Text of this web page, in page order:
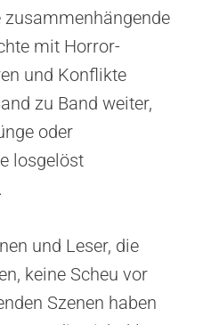
zusammenhängende
mit Horror-
und Konflikte
zu Band weiter,
oder
losgelöst
und Leser, die
keine Scheu vor
Szenen haben